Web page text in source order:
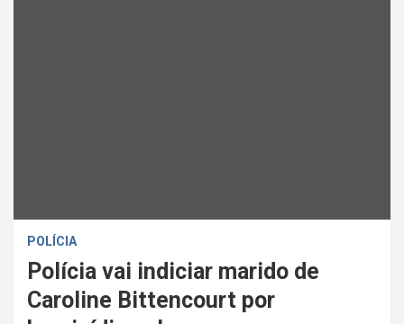
POLÍCIA
Polícia vai indiciar marido de
Caroline Bittencourt por